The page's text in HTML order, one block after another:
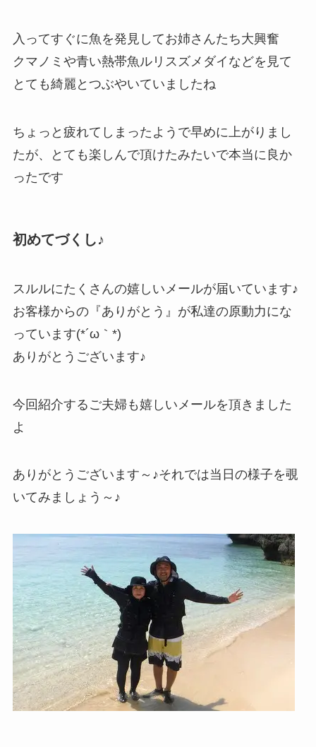
入ってすぐに魚を発見してお姉さんたち大興奮
クマノミや青い熱帯魚ルリスズメダイなどを見て
とても綺麗とつぶやいていましたね
ちょっと疲れてしまったようで早めに上がりまし
たが、とても楽しんで頂けたみたいで本当に良か
ったです
初めてづくし♪
スルルにたくさんの嬉しいメールが届いています♪
お客様からの『ありがとう』が私達の原動力にな
っています(*´ω｀*)
ありがとうございます♪
今回紹介するご夫婦も嬉しいメールを頂きました
よ
ありがとうございます～♪それでは当日の様子を覗
いてみましょう～♪